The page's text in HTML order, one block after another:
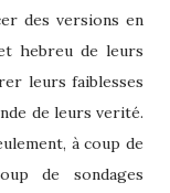
des versions en
hebreu de leurs
leurs faiblesses
de leurs verité.
à coup de
de sondages